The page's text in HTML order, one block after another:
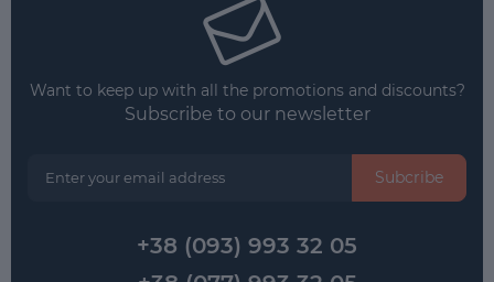
Want to keep up with all the promotions and discounts?
Subscribe to our newsletter
Subcribe
+38 (093) 993 32 05